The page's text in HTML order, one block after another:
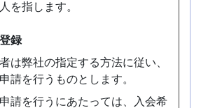
を指します。
録
は弊社の指定する方法に従い、
請を行うものとします。
請を行うにあたっては、入会希